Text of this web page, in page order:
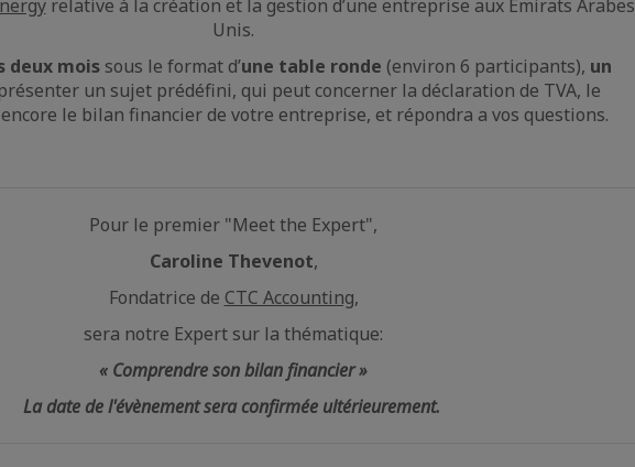
relative à la création et la gestion d’une entreprise aux Émirats Arabes
Unis.
deux mois sous le format d’une table ronde (environ 6 participants), un
un sujet prédéfini, qui peut concerner la déclaration de TVA, le
le bilan financier de votre entreprise, et répondra a vos questions.
Pour le premier "Meet the Expert",
Caroline Thevenot,
Fondatrice de CTC Accounting,
sera notre Expert sur la thématique:
« Comprendre son bilan financier »
La date de l'évènement sera confirmée ultérieurement.